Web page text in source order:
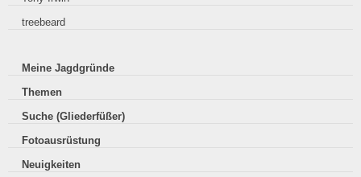
treebeard
Meine Jagdgründe
Themen
Suche (Gliederfüßer)
Fotoausrüstung
Neuigkeiten